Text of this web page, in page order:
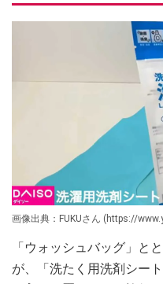
画像出典：FUKUさん (https://
「ウォッシュバッグ」と
が、「洗たく用洗剤シート